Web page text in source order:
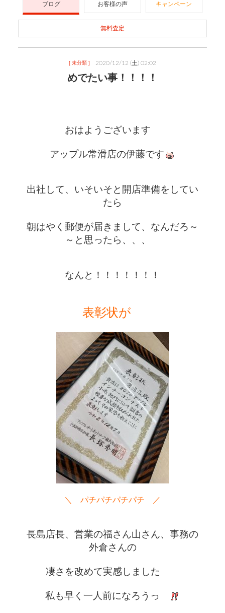
ブログ お客様の声 キャンペーン
無料査定
[ 未分類 ] 2020/12/12 (土) 02:02
めでたい事！！！！
おはようございます
アップル常滑店の伊藤です
出社して、いそいそと開店準備をしてい
たら
朝はやく郵便が届きまして、なんだろ～
～と思ったら、、、
なんと！！！！！！！
表彰状が
＼　パチパチパチパチ　／
長島店長、営業の福さん山さん、事務の
外倉さんの
凄さを改めて実感しました
私も早く一人前になろうっ